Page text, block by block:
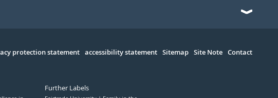
protection statement accessibility statement Sitemap Site Note Contact
Further Labels